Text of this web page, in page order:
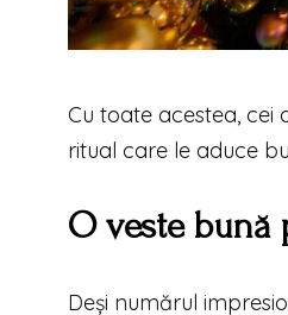
Cu toate acestea, cei
ritual care le aduce
O veste
Deși numărul